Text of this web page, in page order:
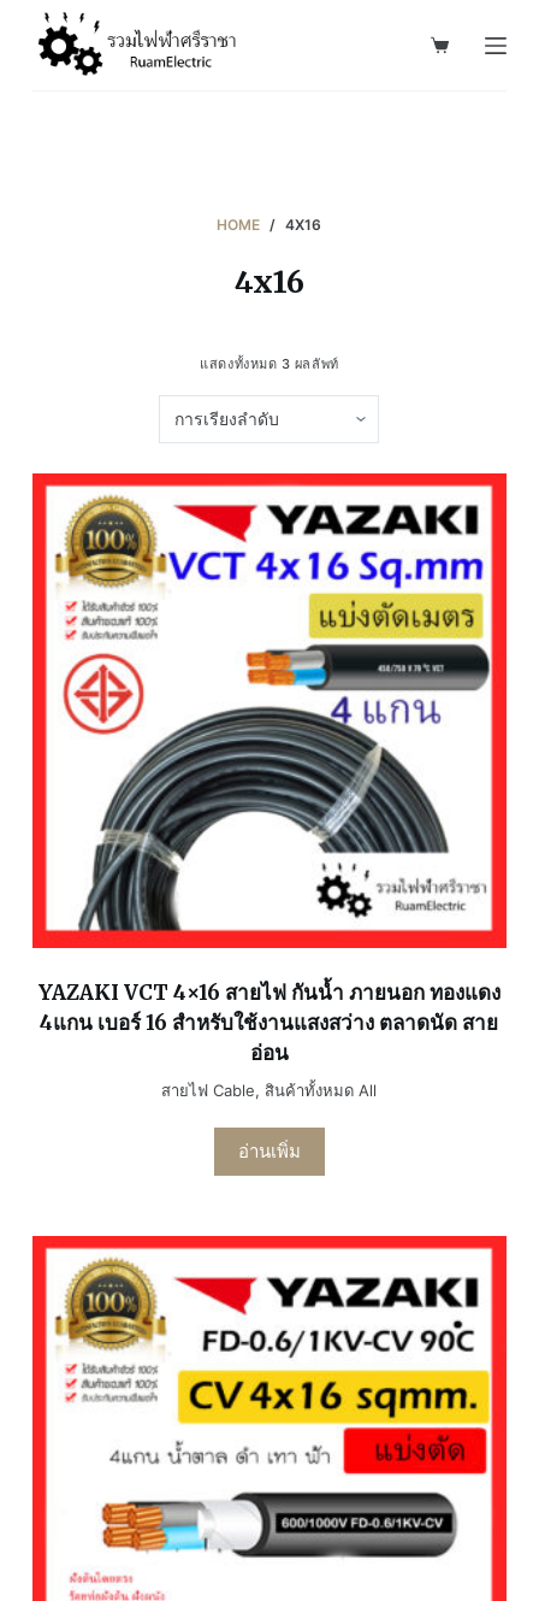
HOME / 4X16
4x16
แสดงทั้งหมด 3 ผลลัพท์
YAZAKI VCT 4×16 สายไฟ กันน้ำ ภายนอก ทองแดง
4แกน เบอร์ 16 สำหรับใช้งานแสงสว่าง ตลาดนัด สาย
อ่อน
สายไฟ Cable, สินค้าทั้งหมด All
อ่านเพิ่ม